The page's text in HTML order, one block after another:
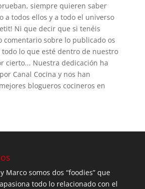
siempre quieren saber
a todos ellos y a todo el universo
Ni que decir que si tenéis
comentario sobre lo publicado os
todo lo que esté dentro de nuestro
cierto... Nuestra dedicación ha
Canal Cocina y nos han
blogueros cocineros en
Marco somos dos “foodies” que
todo lo relacionado con el